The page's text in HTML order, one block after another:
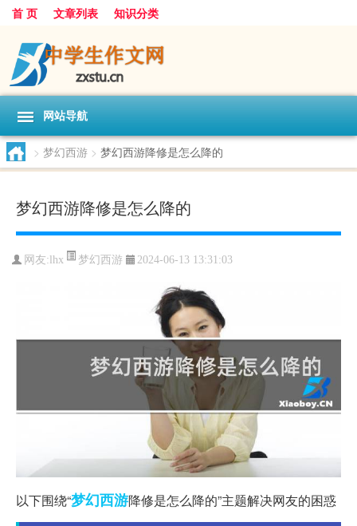
首 页 文章列表 知识分类
网站导航
> 梦幻西游 > 梦幻西游降修是怎么降的
梦幻西游降修是怎么降的
网友: lhx 梦幻西游 2024-06-13 13:31:03
以下围绕“梦幻西游降修是怎么降的”主题解决网友的困惑